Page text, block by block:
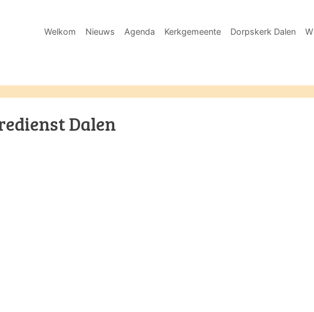
Welkom Nieuws Agenda Kerkgemeente Dorpskerk Dalen
Dalen